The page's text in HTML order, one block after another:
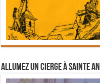
Allumez un cierge à Sainte